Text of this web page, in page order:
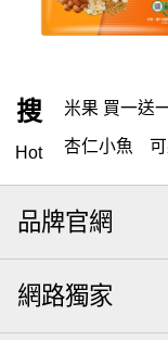
搜
Hot
米果 買一送
杏仁小魚
無調味 全
米果
全聯 拜拜
三角壽司海苔
起司 核桃
品牌官網
網路獨家